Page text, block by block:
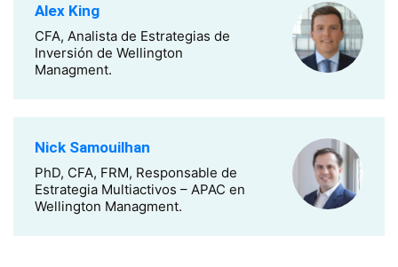
Alex King
CFA, Analista de Estrategias de
Inversión de Wellington
Managment.
Nick Samouilhan
PhD, CFA, FRM, Responsable de
Estrategia Multiactivos – APAC en
Wellington Managment.